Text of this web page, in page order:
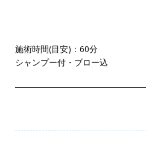
施術時間(目安)：60分
シャンプー付・ブロー込